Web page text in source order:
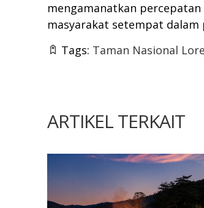
mengamanatkan
masyarakat setempat dalam
Tags: Taman Nasional
ARTIKEL TERKAIT